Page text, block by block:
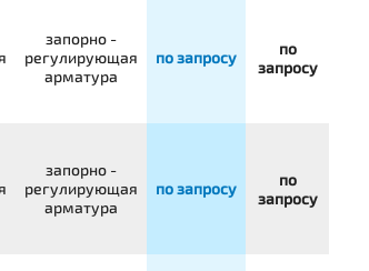
запорно -
регулирующая
арматура
по запросу
по
запросу
запорно -
регулирующая
арматура
по запросу
по
запросу